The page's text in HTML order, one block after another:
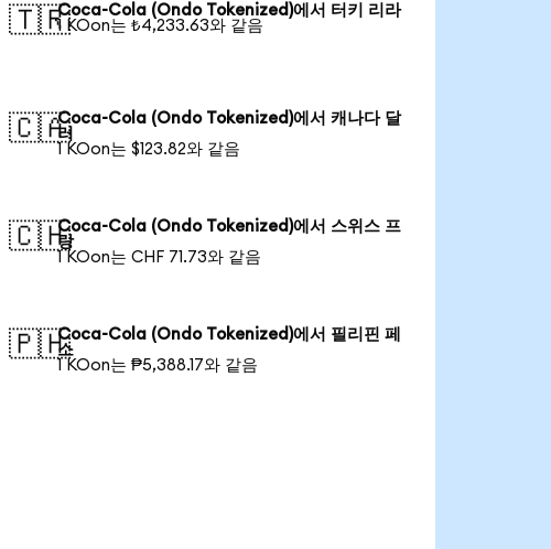
🇹🇷Coca-Cola (Ondo Tokenized)에서 터키 리라
1 KOon는 ₺4,233.63와 같음
🇨🇦Coca-Cola (Ondo Tokenized)에서 캐나다 달
러
1 KOon는 $123.82와 같음
🇨🇭Coca-Cola (Ondo Tokenized)에서 스위스 프
랑
1 KOon는 CHF 71.73와 같음
🇵🇭Coca-Cola (Ondo Tokenized)에서 필리핀 페
소
1 KOon는 ₱5,388.17와 같음